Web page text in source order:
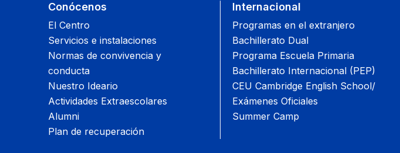
Conócenos
El Centro
Servicios e instalaciones
Normas de convivencia y
conducta
Nuestro Ideario
Actividades Extraescolares
Alumni
Plan de recuperación
Internacional
Programas en el extranjero
Bachillerato Dual
Programa Escuela Primaria
Bachillerato Internacional (PEP)
CEU Cambridge English School/
Exámenes Oficiales
Summer Camp